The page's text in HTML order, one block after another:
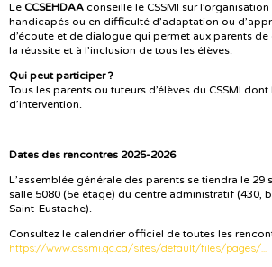
Le CCSEHDAA conseille le CSSMI sur
handicapés ou en difficulté d’adaptation ou
d’écoute et de dialogue qui permet aux parents
la réussite et à l’inclusion de tous les élèves.
Qui peut participer ?
Tous les parents ou tuteurs d’élèves du CSSMI dont
d’intervention.
Dates des rencontres 2025-2026
L’assemblée générale des parents se tiendra le 29
salle 5080 (5e étage) du centre administratif (430,
Saint-Eustache).
Consultez le calendrier officiel de toutes les
https://www.cssmi.qc.ca/sites/default/files/pages/...